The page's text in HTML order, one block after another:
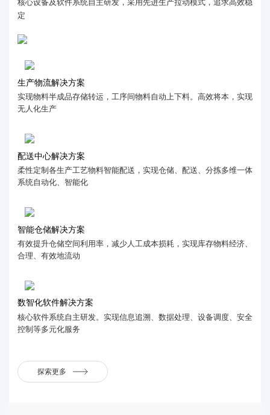
核心设备及软件系统自主研发，采用先进生产拉动模式，追求高效稳
定
生产物流解决方案
实现物料半成品存储转运，工序间物料自动上下料。高效将本，实现
无人化生产
配送中心解决方案
柔性定制各生产工艺物料智能配送，实现仓储、配送、分拣多维一体
系统自动化、智能化
智能仓储解决方案
有效提升仓储空间利用率，减少人工成本损耗，实现库存物料经济、
合理、有效地流动
数智化软件解决方案
核心软件系统自主研发。实现信息追溯、数据处理、设备调度、安全
控制等多元化服务
探索更多